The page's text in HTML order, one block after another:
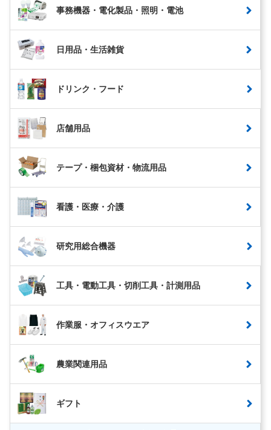
事務機器・電化製品・照明・電池
日用品・生活雑貨
ドリンク・フード
店舗用品
テープ・梱包資材・物流用品
看護・医療・介護
研究用総合機器
工具・電動工具・切削工具・計測用品
作業服・オフィスウエア
農業関連用品
ギフト